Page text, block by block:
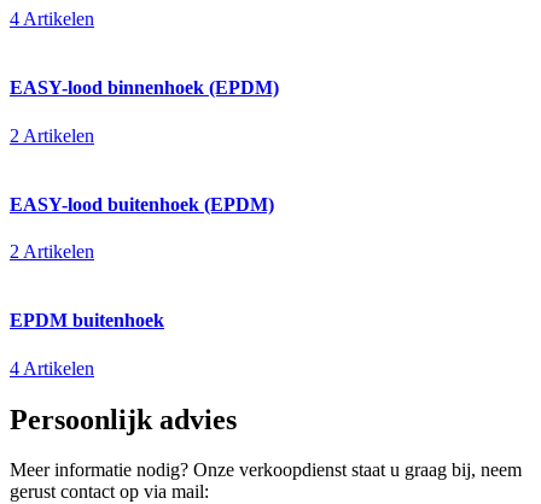
4 Artikelen
EASY-lood binnenhoek (EPDM)
2 Artikelen
EASY-lood buitenhoek (EPDM)
2 Artikelen
EPDM buitenhoek
4 Artikelen
Persoonlijk advies
Meer informatie nodig? Onze verkoopdienst staat u graag bij, neem
gerust contact op via mail: